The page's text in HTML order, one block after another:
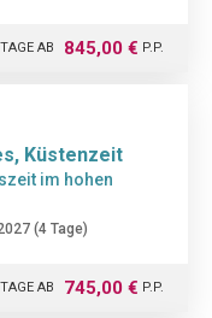
AB 845,00 € P.P.
Küstenzeit
im hohen
(4 Tage)
AB 745,00 € P.P.